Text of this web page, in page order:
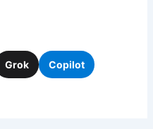
Grok Copilot